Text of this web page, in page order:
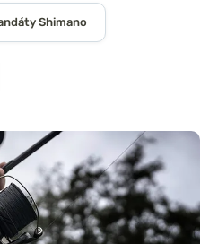
Shimano